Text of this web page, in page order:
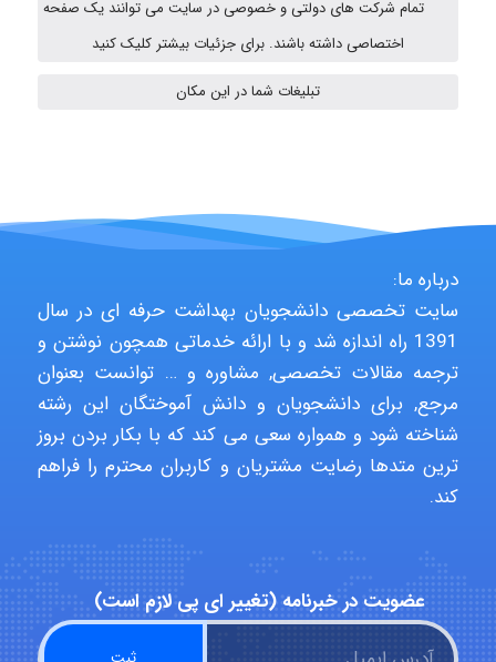
Chehri
Poubakhtiari
Alirez0990
Kati
تمام شرکت های دولتی و خصوصی در سایت می توانند یک صفحه
اختصاصی داشته باشند. برای جزئیات بیشتر کلیک کنید
تبلیغات شما در این مکان
درباره ما:
سایت تخصصی دانشجویان بهداشت حرفه ای در سال
1391 راه اندازه شد و با ارائه خدماتی همچون نوشتن و
ترجمه مقالات تخصصی, مشاوره و … توانست بعنوان
مرجع, برای دانشجویان و دانش آموختگان این رشته
شناخته شود و همواره سعی می کند که با بکار بردن بروز
ترین متدها رضایت مشتریان و کاربران محترم را فراهم
کند.
عضویت در خبرنامه (تغییر ای پی لازم است)